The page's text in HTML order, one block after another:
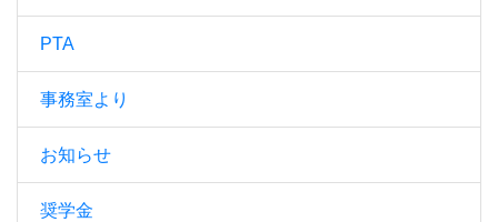
PTA
事務室より
お知らせ
奨学金